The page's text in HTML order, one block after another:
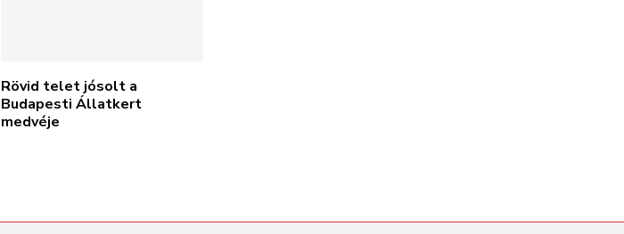
Rövid telet jósolt a
Budapesti Állatkert
medvéje